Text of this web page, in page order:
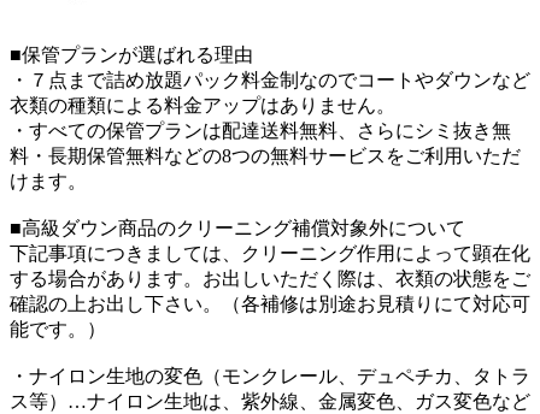
■保管プランが選ばれる理由
・７点まで詰め放題パック料金制なのでコートやダウンなど
衣類の種類による料金アップはありません。
・すべての保管プランは配達送料無料、さらにシミ抜き無
料・長期保管無料などの8つの無料サービスをご利用いただ
けます。
■高級ダウン商品のクリーニング補償対象外について
下記事項につきましては、クリーニング作用によって顕在化
する場合があります。お出しいただく際は、衣類の状態をご
確認の上お出し下さい。（各補修は別途お見積りにて対応可
能です。）
・ナイロン生地の変色（モンクレール、デュペチカ、タトラ
ス等）…ナイロン生地は、紫外線、金属変色、ガス変色など